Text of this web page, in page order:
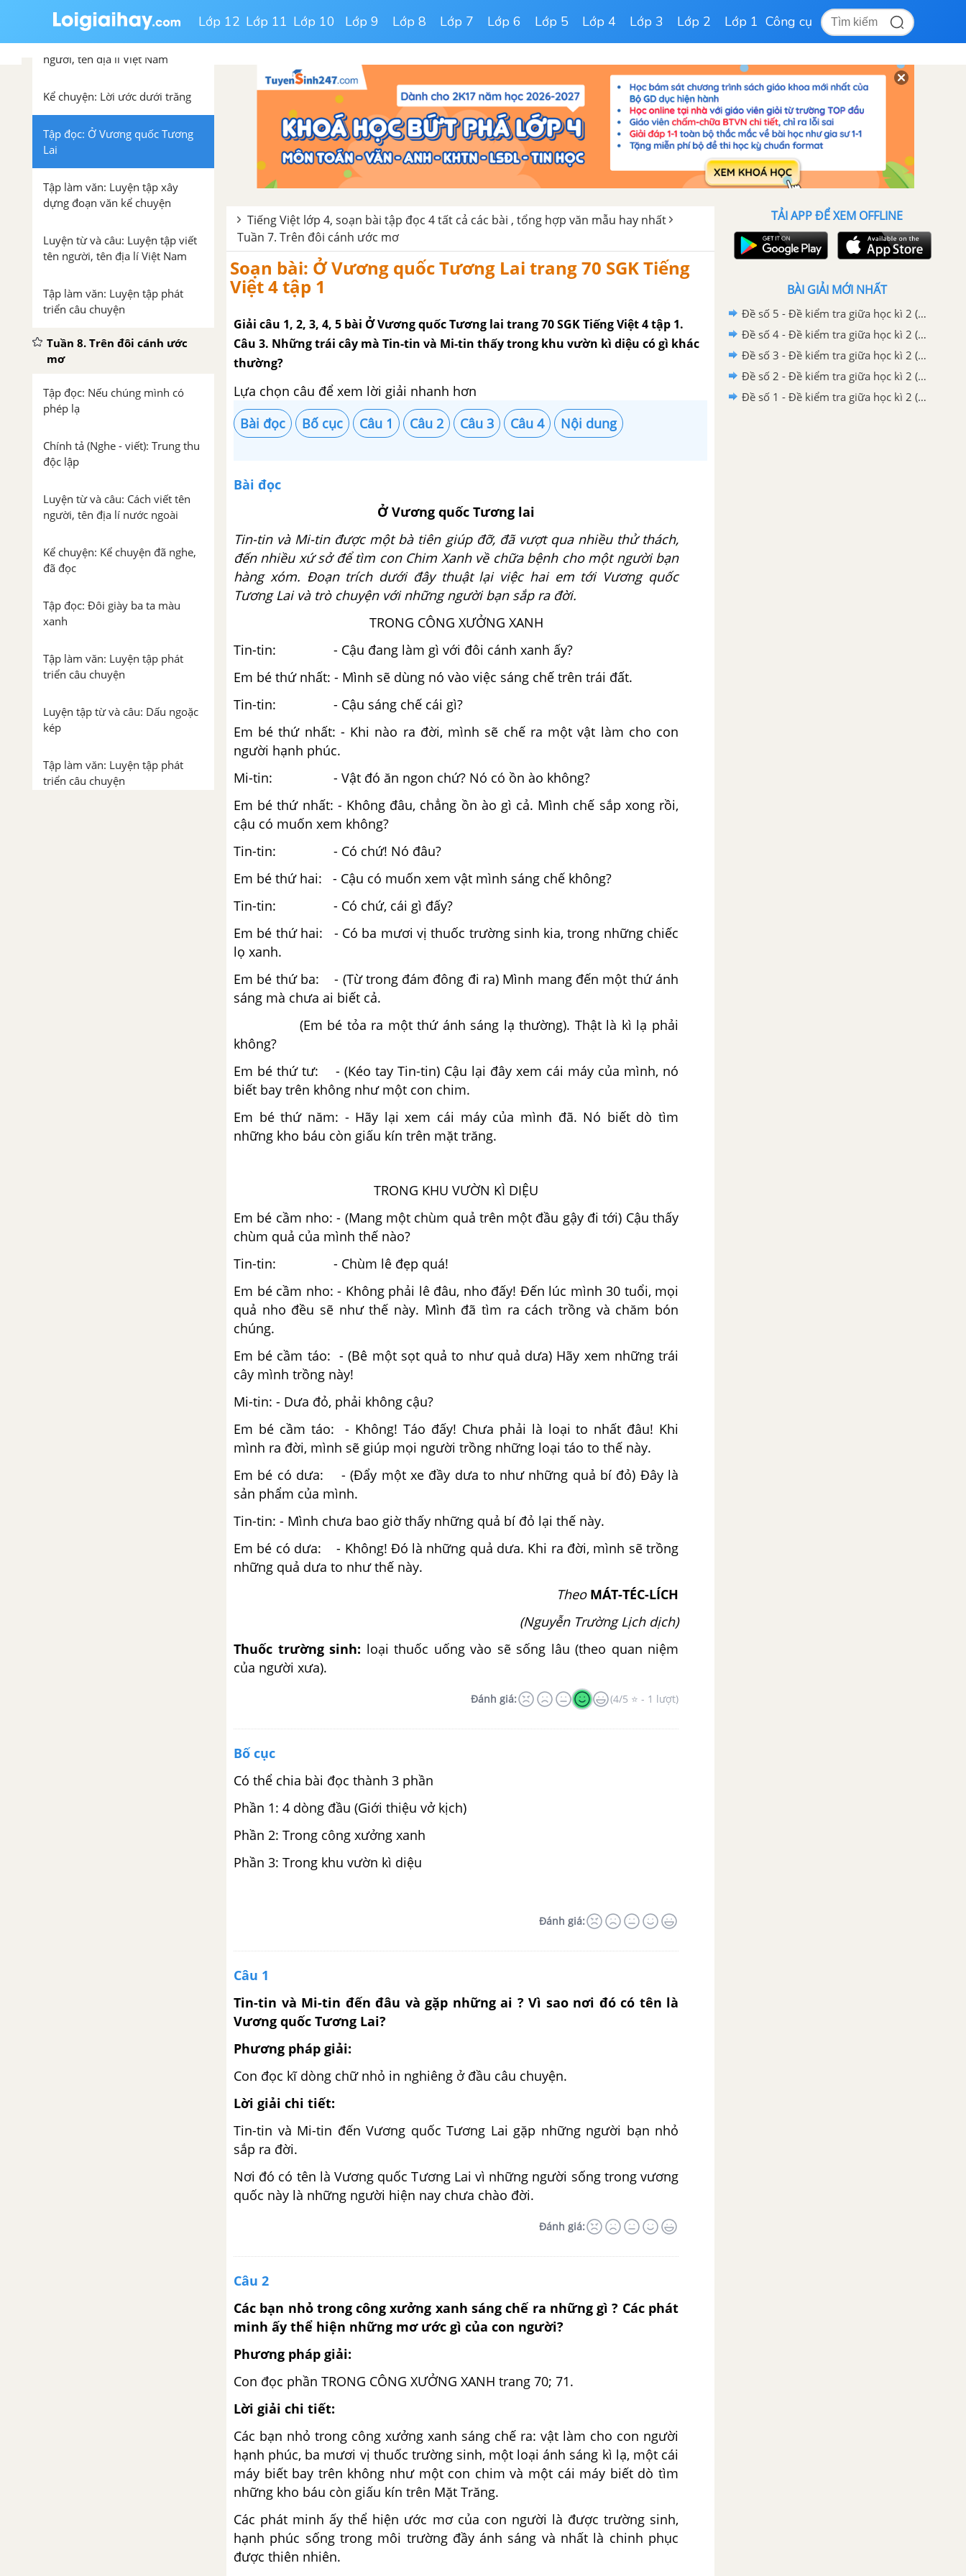
Lớp 12 Lớp 11 Lớp 10 Lớp 9 Lớp 8 Lớp 7 Lớp 6 Lớp 5 Lớp 4 Lớp 3 Lớp 2 Lớp 1 Công cụ
Luyện từ và câu: Cách viết
người, tên địa lí Việt Nam
Kể chuyện: Lời ước dưới trăng
Tập đọc: Ở Vương quốc Tương
Lai
Tập làm văn: Luyện tập xây
dựng đoạn văn kể chuyện
Luyện từ và câu: Luyện tập viết
tên người, tên địa lí Việt Nam
Tập làm văn: Luyện tập phát
triển câu chuyện
Tuần 8. Trên đôi cánh ước
mơ
Tập đọc: Nếu chúng mình có
phép lạ
Chính tả (Nghe - viết): Trung thu
độc lập
Luyện từ và câu: Cách viết tên
người, tên địa lí nước ngoài
Kể chuyện: Kể chuyện đã nghe,
đã đọc
Tập đọc: Đôi giày ba ta màu
xanh
Tập làm văn: Luyện tập phát
triển câu chuyện
Luyện tập từ và câu: Dấu ngoặc
kép
Tập làm văn: Luyện tập phát
triển câu chuyện
Tiếng Việt lớp 4, soạn bài tập đọc 4 tất cả các bài , tổng hợp văn mẫu hay nhất
Tuần 7. Trên đôi cánh ước mơ
Soạn bài: Ở Vương quốc Tương Lai trang 70 SGK Tiếng
Việt 4 tập 1
Giải câu 1, 2, 3, 4, 5 bài Ở Vương quốc Tương lai trang 70 SGK Tiếng Việt 4 tập 1.
Câu 3. Những trái cây mà Tin-tin và Mi-tin thấy trong khu vườn kì diệu có gì khác
thường?
Lựa chọn câu để xem lời giải nhanh hơn
Bài đọc
Bố cục Câu 1 Câu 2 Câu 3 Câu 4 Nội dung
Bài đọc
Ở Vương quốc Tương lai
Tin-tin và Mi-tin được một bà tiên giúp đỡ, đã vượt qua nhiều thử thách,
đến nhiều xứ sở để tìm con Chim Xanh về chữa bệnh cho một người bạn
hàng xóm. Đoạn trích dưới đây thuật lại việc hai em tới Vương quốc
Tương Lai và trò chuyện với những người bạn sắp ra đời.
TRONG CÔNG XƯỞNG XANH
Tin-tin: - Cậu đang làm gì với đôi cánh xanh ấy?
Em bé thứ nhất: - Mình sẽ dùng nó vào việc sáng chế trên trái đất.
Tin-tin: - Cậu sáng chế cái gì?
Em bé thứ nhất: - Khi nào ra đời, mình sẽ chế ra một vật làm cho con
người hạnh phúc.
Mi-tin: - Vật đó ăn ngon chứ? Nó có ồn ào không?
Em bé thứ nhất: - Không đâu, chẳng ồn ào gì cả. Mình chế sắp xong rồi,
cậu có muốn xem không?
Tin-tin: - Có chứ! Nó đâu?
Em bé thứ hai: - Cậu có muốn xem vật mình sáng chế không?
Tin-tin: - Có chứ, cái gì đấy?
Em bé thứ hai: - Có ba mươi vị thuốc trường sinh kia, trong những chiếc
lọ xanh.
Em bé thứ ba: - (Từ trong đám đông đi ra) Mình mang đến một thứ ánh
sáng mà chưa ai biết cả.
(Em bé tỏa ra một thứ ánh sáng lạ thường). Thật là kì lạ phải
không?
Em bé thứ tư: - (Kéo tay Tin-tin) Cậu lại đây xem cái máy của mình, nó
biết bay trên không như một con chim.
Em bé thứ năm: - Hãy lại xem cái máy của mình đã. Nó biết dò tìm
những kho báu còn giấu kín trên mặt trăng.
TRONG KHU VƯỜN KÌ DIỆU
Em bé cầm nho: - (Mang một chùm quả trên một đầu gậy đi tới) Cậu thấy
chùm quả của mình thế nào?
Tin-tin: - Chùm lê đẹp quá!
Em bé cầm nho: - Không phải lê đâu, nho đấy! Đến lúc mình 30 tuổi, mọi
quả nho đều sẽ như thế này. Mình đã tìm ra cách trồng và chăm bón
chúng.
Em bé cầm táo: - (Bê một sọt quả to như quả dưa) Hãy xem những trái
cây mình trồng này!
Mi-tin: - Dưa đỏ, phải không cậu?
Em bé cầm táo: - Không! Táo đấy! Chưa phải là loại to nhất đâu! Khi
mình ra đời, mình sẽ giúp mọi người trồng những loại táo to thế này.
Em bé có dưa: - (Đẩy một xe đầy dưa to như những quả bí đỏ) Đây là
sản phẩm của mình.
Tin-tin: - Mình chưa bao giờ thấy những quả bí đỏ lại thế này.
Em bé có dưa: - Không! Đó là những quả dưa. Khi ra đời, mình sẽ trồng
những quả dưa to như thế này.
Theo MÁT-TÉC-LÍCH
(Nguyễn Trường Lịch dịch)
Thuốc trường sinh: loại thuốc uống vào sẽ sống lâu (theo quan niệm
của người xưa).
Đánh giá: (4/5 ⭐ - 1 lượt)
Bố cục
Có thể chia bài đọc thành 3 phần
Phần 1: 4 dòng đầu (Giới thiệu vở kịch)
Phần 2: Trong công xưởng xanh
Phần 3: Trong khu vườn kì diệu
Đánh giá:
Câu 1
Tin-tin và Mi-tin đến đâu và gặp những ai ? Vì sao nơi đó có tên là
Vương quốc Tương Lai?
Phương pháp giải:
Con đọc kĩ dòng chữ nhỏ in nghiêng ở đầu câu chuyện.
Lời giải chi tiết:
Tin-tin và Mi-tin đến Vương quốc Tương Lai gặp những người bạn nhỏ
sắp ra đời.
Nơi đó có tên là Vương quốc Tương Lai vì những người sống trong vương
quốc này là những người hiện nay chưa chào đời.
Đánh giá:
Câu 2
Các bạn nhỏ trong công xưởng xanh sáng chế ra những gì ? Các phát
minh ấy thể hiện những mơ ước gì của con người?
Phương pháp giải:
Con đọc phần TRONG CÔNG XƯỞNG XANH trang 70; 71.
Lời giải chi tiết:
Các bạn nhỏ trong công xưởng xanh sáng chế ra: vật làm cho con người
hạnh phúc, ba mươi vị thuốc trường sinh, một loại ánh sáng kì lạ, một cái
máy biết bay trên không như một con chim và một cái máy biết dò tìm
những kho báu còn giấu kín trên Mặt Trăng.
Các phát minh ấy thể hiện ước mơ của con người là được trường sinh,
hạnh phúc sống trong môi trường đầy ánh sáng và nhất là chinh phục
được thiên nhiên.
TẢI APP ĐỂ XEM OFFLINE
BÀI GIẢI MỚI NHẤT
Đề số 5 - Đề kiểm tra giữa học kì 2 (Đề thi giữa học kì 2) – Tiếng Việt 4
Đề số 4 - Đề kiểm tra giữa học kì 2 (Đề thi giữa học kì 2) – Tiếng Việt 4
Đề số 3 - Đề kiểm tra giữa học kì 2 (Đề thi giữa học kì 2) – Tiếng Việt 4
Đề số 2 - Đề kiểm tra giữa học kì 2 (Đề thi giữa học kì 2) – Tiếng Việt 4
Đề số 1 - Đề kiểm tra giữa học kì 2 (Đề thi giữa học kì 2) – Tiếng Việt 4